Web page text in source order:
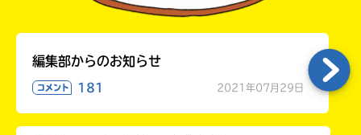
編集部からのお知らせ
コメント 181 2021年07月29日